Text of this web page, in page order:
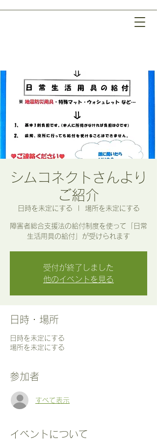
シムコネクトさんより
ご紹介
日時を未定にする 場所を未定にする
障害者総合支援法の給付制度を使って「日常
生活用具の給付」が受けられます
受付が終了しました
他のイベントを見る
日時・場所
日時を未定にする
場所を未定にする
参加者
すべて表示
イベントについて